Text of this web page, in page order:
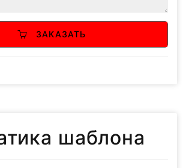
ЗАКАЗАТЬ
шаблона